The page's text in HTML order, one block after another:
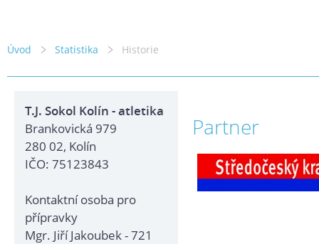
Úvod Statistika Historie
T.J. Sokol Kolín - atletika
Brankovická 979
280 02, Kolín
IČO: 75123843
Kontaktní osoba pro
přípravky
Mgr. Jiří Jakoubek - 721
Partner